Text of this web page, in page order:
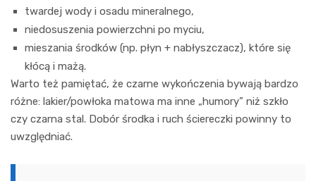
twardej wody i osadu mineralnego,
niedosuszenia powierzchni po myciu,
mieszania środków (np. płyn + nabłyszczacz), które się
kłócą i mażą.
Warto też pamiętać, że czarne wykończenia bywają bardzo
różne: lakier/powłoka matowa ma inne „humory” niż szkło
czy czarna stal. Dobór środka i ruch ściereczki powinny to
uwzględniać.